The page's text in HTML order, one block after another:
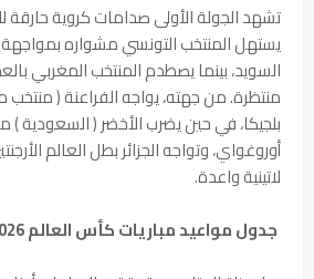
تشهد الجولة الأولى صدامات كروية حارقة
يستهل المنتخب التونسي مشواره بمواجهة
السويد، بينما يصطدم المنتخب المغربي
منتظرة. من جهته، يواجه الفراعنة ( منتخب
بلجيكا، في حين يضرب الأخضر ( السعودية )
أوروغواي، وتواجه الجزائر بطل العالم
لاتينية واعدة.
جدول مواعيد مباريات كأس العالم 2026 – الجولة الأولى